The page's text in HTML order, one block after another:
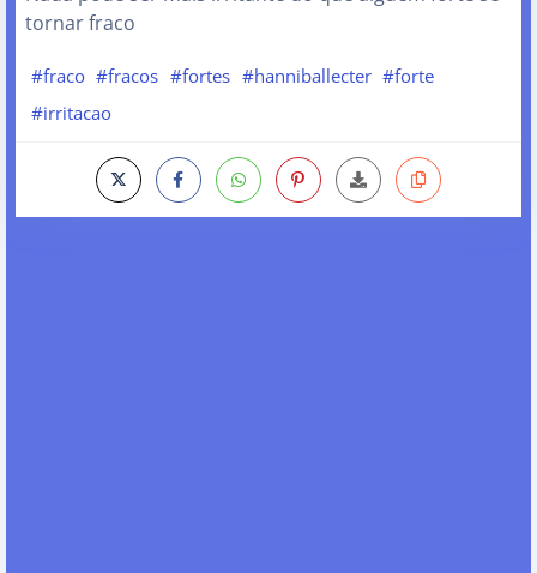
tornar fraco
#fraco #fracos #fortes #hanniballecter #forte
#irritacao